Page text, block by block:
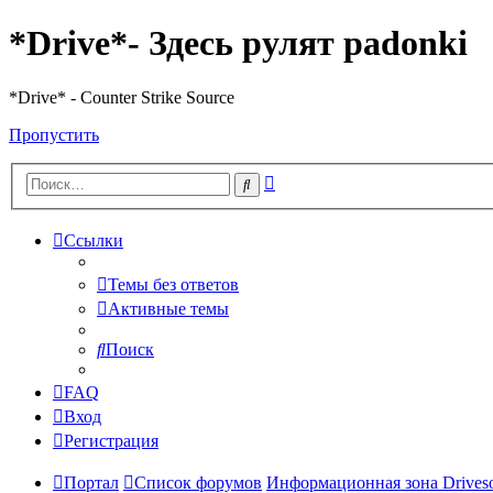
*Drive*- Здесь рулят padonki
*Drive* - Counter Strike Source
Пропустить
Поиск
Ссылки
Темы без ответов
Активные темы
Поиск
FAQ
Вход
Регистрация
Портал Список форумов Информационная зона